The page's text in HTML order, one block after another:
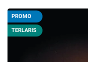
PROMO
TERLARIS